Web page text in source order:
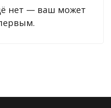
нет — ваш может